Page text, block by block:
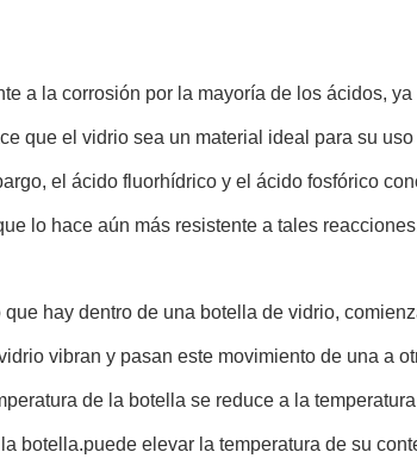
a la corrosión por la mayoría de los ácidos,
que el vidrio sea un material ideal para su
el ácido fluorhídrico y el ácido fosfórico
lo hace aún más resistente a tales
hay dentro de una botella de vidrio,
vibran y pasan este movimiento de una a
de la botella se reduce a la
botella.puede elevar la temperatura de su